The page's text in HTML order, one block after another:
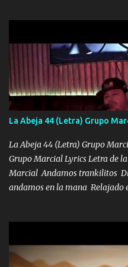
pa más pues hay charola les
otra Música Surcando bien mi
los lados aquel que no corre
Ya pasé varias hazañas ya
de este León los estatales no
también la nueve que cargo al
al traicionero damos pa abajo
pues hay charola les voy a dar
La Abeja 44 (Letra) Grupo
La Abeja 44 (Letra) Grupo
Grupo Marcial Lyrics Letra de
Marcial Andamos trankilitos
andamos en la mana Relajado
coronamos Se jala los
Un gallardo me prendo Para